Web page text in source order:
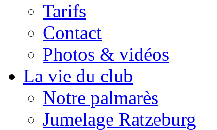
Tarifs
Contact
Photos & vidéos
La vie du club
Notre palmarès
Jumelage Ratzeburg